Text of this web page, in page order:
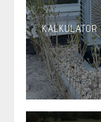
KALKULATOR